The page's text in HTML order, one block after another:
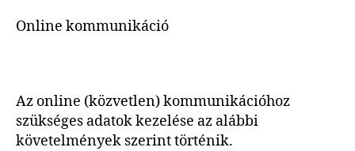
Online kommunikáció
Az online (közvetlen) kommunikációhoz
szükséges adatok kezelése az alábbi
követelmények szerint történik.